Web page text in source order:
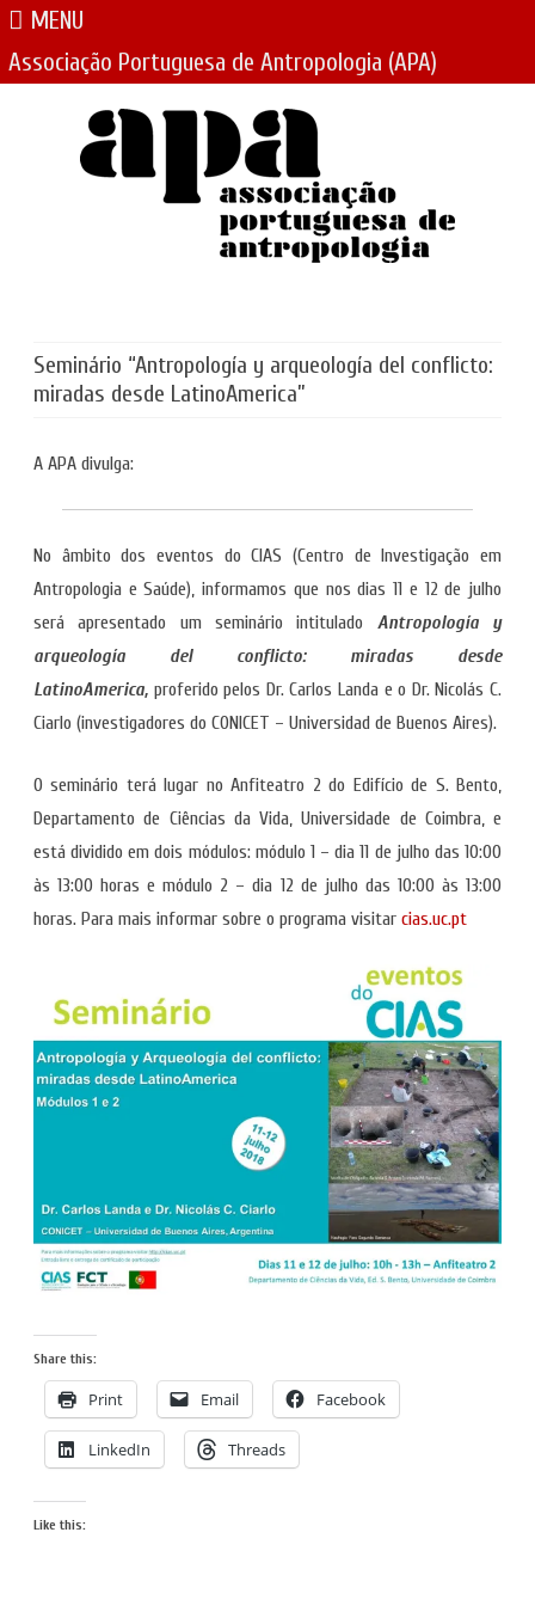
MENU
Associação Portuguesa de Antropologia (APA)
Seminário “Antropología y arqueología del conflicto:
miradas desde LatinoAmerica”
A APA divulga:
No âmbito dos eventos do CIAS (Centro de Investigação em
Antropologia e Saúde), informamos que nos dias 11 e 12 de julho
será apresentado um seminário intitulado Antropología y
arqueología del conflicto: miradas desde
LatinoAmerica, proferido pelos Dr. Carlos Landa e o Dr. Nicolás C.
Ciarlo (investigadores do CONICET – Universidad de Buenos Aires).
O seminário terá lugar no Anfiteatro 2 do Edifício de S. Bento,
Departamento de Ciências da Vida, Universidade de Coimbra, e
está dividido em dois módulos: módulo 1 – dia 11 de julho das 10:00
às 13:00 horas e módulo 2 – dia 12 de julho das 10:00 às 13:00
horas. Para mais informar sobre o programa visitar cias.uc.pt
Share this:
Print Email Facebook
LinkedIn Threads
Like this: